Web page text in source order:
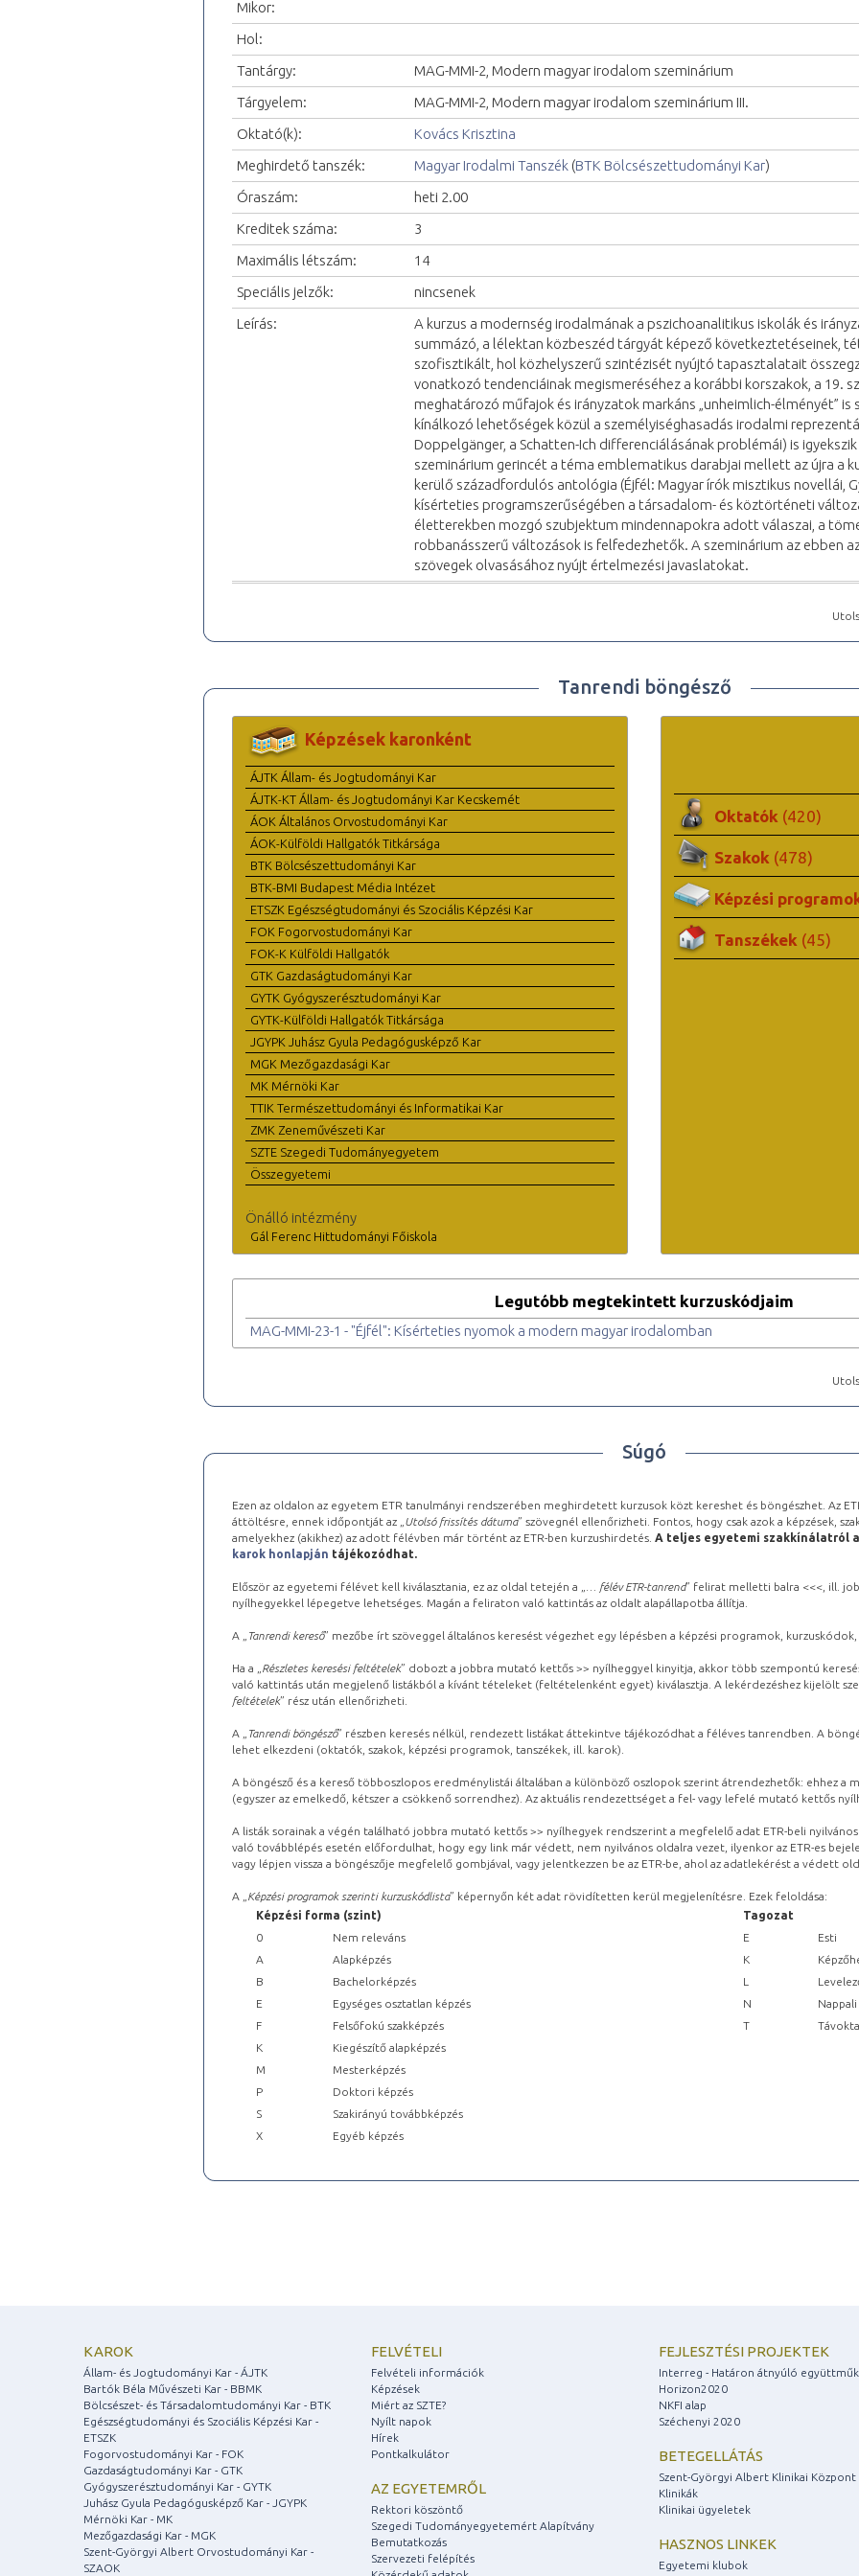
Mikor:
Hol:
Tantárgy:
MAG-MMI-2, Modern magyar irodalom szeminárium
Tárgyelem:
MAG-MMI-2, Modern magyar irodalom szeminárium III.
Oktató(k):
Kovács Krisztina
Meghirdető tanszék:
Magyar Irodalmi Tanszék (BTK Bölcsészettudományi Kar)
Óraszám:
heti 2.00
Kreditek száma:
3
Maximális létszám:
14
Speciális jelzők:
nincsenek
Leírás:
A kurzus a modernség irodalmának a pszichoanalitikus iskolák és
summázó, a lélektan közbeszéd tárgyát képező következtetéseinek,
szofisztikált, hol közhelyszerű szintézisét nyújtó tapasztalatait
vonatkozó tendenciáinak megismeréséhez a korábbi korszakok, a 19.
meghatározó műfajok és irányzatok markáns „unheimlich-élményét” is
kínálkozó lehetőségek közül a személyiséghasadás irodalmi
Doppelgänger, a Schatten-Ich differenciálásának problémái) is
szeminárium gerincét a téma emblematikus darabjai mellett az újra a
kerülő századfordulós antológia (Éjfél: Magyar írók misztikus novellái,
kísérteties programszerűségében a társadalom- és köztörténeti
életterekben mozgó szubjektum mindennapokra adott válaszai, a
robbanásszerű változások is felfedezhetők. A szeminárium az ebben
szövegek olvasásához nyújt értelmezési javaslatokat.
Tanrendi böngésző
Képzések karonként
ÁJTK Állam- és Jogtudományi Kar
ÁJTK-KT Állam- és Jogtudományi Kar Kecskemét
ÁOK Általános Orvostudományi Kar
ÁOK-Külföldi Hallgatók Titkársága
BTK Bölcsészettudományi Kar
BTK-BMI Budapest Média Intézet
ETSZK Egészségtudományi és Szociális Képzési Kar
FOK Fogorvostudományi Kar
FOK-K Külföldi Hallgatók
GTK Gazdaságtudományi Kar
GYTK Gyógyszerésztudományi Kar
GYTK-Külföldi Hallgatók Titkársága
JGYPK Juhász Gyula Pedagógusképző Kar
MGK Mezőgazdasági Kar
MK Mérnöki Kar
TTIK Természettudományi és Informatikai Kar
ZMK Zeneművészeti Kar
SZTE Szegedi Tudományegyetem
Összegyetemi
Önálló intézmény
Gál Ferenc Hittudományi Főiskola
Oktatók (420)
Szakok (478)
Képzési
Tanszékek (45)
Legutóbb megtekintett kurzuskódjaim
MAG-MMI-23-1 - "Éjfél": Kísérteties nyomok a modern magyar irodalomban
Súgó
Ezen az oldalon az egyetem ETR tanulmányi rendszerében meghirdetett kurzusok közt kereshet és böngészhet. Az
áttöltésre, ennek időpontját az „ Utolsó frissítés dátuma” szövegnél ellenőrizheti. Fontos, hogy csak azok a képzések,
amelyekhez (akikhez) az adott félévben már történt az ETR-ben kurzushirdetés. A teljes egyetemi szakkínálatról a
karok honlapján tájékozódhat.
Először az egyetemi félévet kell kiválasztania, ez az oldal tetején a „ … félév ETR-tanrend” felirat melletti balra <<<, ill.
nyílhegyekkel lépegetve lehetséges. Magán a feliraton való kattintás az oldalt alapállapotba állítja.
A „ Tanrendi kereső” mezőbe írt szöveggel általános keresést végezhet egy lépésben a képzési programok,
Ha a „ Részletes keresési feltételek” dobozt a jobbra mutató kettős >> nyílheggyel kinyitja, akkor több szempontú
való kattintás után megjelenő listákból a kívánt tételeket (feltételenként egyet) kiválasztja. A lekérdezéshez kijelölt
feltételek” rész után ellenőrizheti.
A „ Tanrendi böngésző” részben keresés nélkül, rendezett listákat áttekintve tájékozódhat a féléves tanrendben. A
lehet elkezdeni (oktatók, szakok, képzési programok, tanszékek, ill. karok).
A böngésző és a kereső többoszlopos eredménylistái általában a különböző oszlopok szerint átrendezhetők: ehhez a
(egyszer az emelkedő, kétszer a csökkenő sorrendhez). Az aktuális rendezettséget a fel- vagy lefelé mutató kettős
A listák sorainak a végén található jobbra mutató kettős >> nyílhegyek rendszerint a megfelelő adat ETR-beli
való továbblépés esetén előfordulhat, hogy egy link már védett, nem nyilvános oldalra vezet, ilyenkor az ETR-es
vagy lépjen vissza a böngészője megfelelő gombjával, vagy jelentkezzen be az ETR-be, ahol az adatlekérést a védett
A „ Képzési programok szerinti kurzuskódlista” képernyőn két adat rövidítetten kerül megjelenítésre. Ezek feloldása:
Képzési forma (szint)
Tagozat
0
Nem releváns E
Esti
A
Alapképzés K
B
Bachelorképzés L
E
Egységes osztatlan képzés N
Nappali
F
Felsőfokú szakképzés T
K
Kiegészítő alapképzés
M
Mesterképzés
P
Doktori képzés
S
Szakirányú továbbképzés
X
Egyéb képzés
KAROK
Állam- és Jogtudományi Kar - ÁJTK
Bartók Béla Művészeti Kar - BBMK
Bölcsészet- és Társadalomtudományi Kar - BTK
Egészségtudományi és Szociális Képzési Kar -
ETSZK
Fogorvostudományi Kar - FOK
Gazdaságtudományi Kar - GTK
Gyógyszerésztudományi Kar - GYTK
Juhász Gyula Pedagógusképző Kar - JGYPK
Mérnöki Kar - MK
Mezőgazdasági Kar - MGK
Szent-Györgyi Albert Orvostudományi Kar -
SZAOK
FELVÉTELI
Felvételi információk
Képzések
Miért az SZTE?
Nyílt napok
Hírek
Pontkalkulátor
AZ EGYETEMRŐL
Rektori köszöntő
Szegedi Tudományegyetemért Alapítvány
Bemutatkozás
Szervezeti felépítés
FEJLESZTÉSI PROJEKTEK
Interreg - Határon átnyúló
Horizon2020
NKFI alap
Széchenyi 2020
BETEGELLÁTÁS
Szent-Györgyi Albert Klinikai Központ
Klinikák
Klinikai ügyeletek
HASZNOS LINKEK
Egyetemi klubok